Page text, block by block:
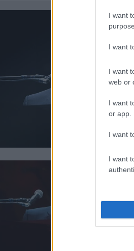
I want
I want
I want
web or
I want
or app.
I want
I want